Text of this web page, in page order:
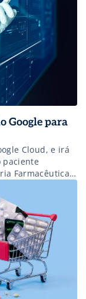
Google para
Cloud, e irá
paciente
Farmacêutica,